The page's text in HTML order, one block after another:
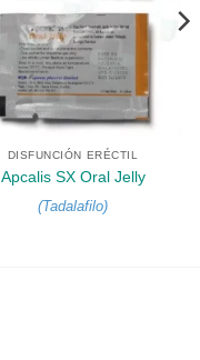
DISFUNCIÓN ERÉCTIL
Apcalis SX Oral Jelly
(Tadalafilo)